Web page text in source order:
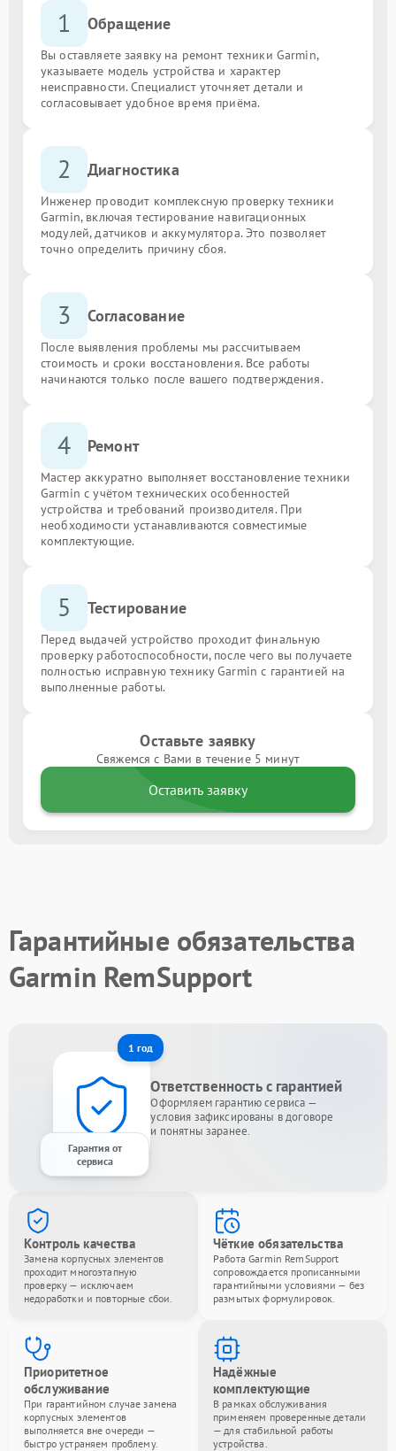
1 Обращение
Вы оставляете заявку на ремонт техники Garmin,
указываете модель устройства и характер
неисправности. Специалист уточняет детали и
согласовывает удобное время приёма.
2 Диагностика
Инженер проводит комплексную проверку техники
Garmin, включая тестирование навигационных
модулей, датчиков и аккумулятора. Это позволяет
точно определить причину сбоя.
3 Согласование
После выявления проблемы мы рассчитываем
стоимость и сроки восстановления. Все работы
начинаются только после вашего подтверждения.
4 Ремонт
Мастер аккуратно выполняет восстановление техники
Garmin с учётом технических особенностей
устройства и требований производителя. При
необходимости устанавливаются совместимые
комплектующие.
5 Тестирование
Перед выдачей устройство проходит финальную
проверку работоспособности, после чего вы получаете
полностью исправную технику Garmin с гарантией на
выполненные работы.
Оставьте заявку
Свяжемся с Вами в течение 5 минут
Оставить заявку
Гарантийные обязательства
Garmin RemSupport
1 год
Гарантия от
сервиса
Ответственность с гарантией
Оформляем гарантию сервиса —
условия зафиксированы в договоре
и понятны заранее.
Контроль качества
Замена корпусных элементов
проходит многоэтапную
проверку — исключаем
недоработки и повторные сбои.
Чёткие обязательства
Работа Garmin RemSupport
сопровождается прописанными
гарантийными условиями — без
размытых формулировок.
Приоритетное
обслуживание
При гарантийном случае замена
корпусных элементов
выполняется вне очереди —
быстро устраняем проблему.
Надёжные
комплектующие
В рамках обслуживания
применяем проверенные детали
— для стабильной работы
устройства.